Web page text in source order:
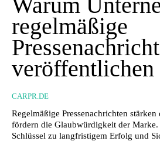
regelmäßige
veröffentlichen
CARPR.DE
Regelmäßige Pressenachrichten
fördern die Glaubwürdigkeit der
Schlüssel zu langfristigem Erfolg und